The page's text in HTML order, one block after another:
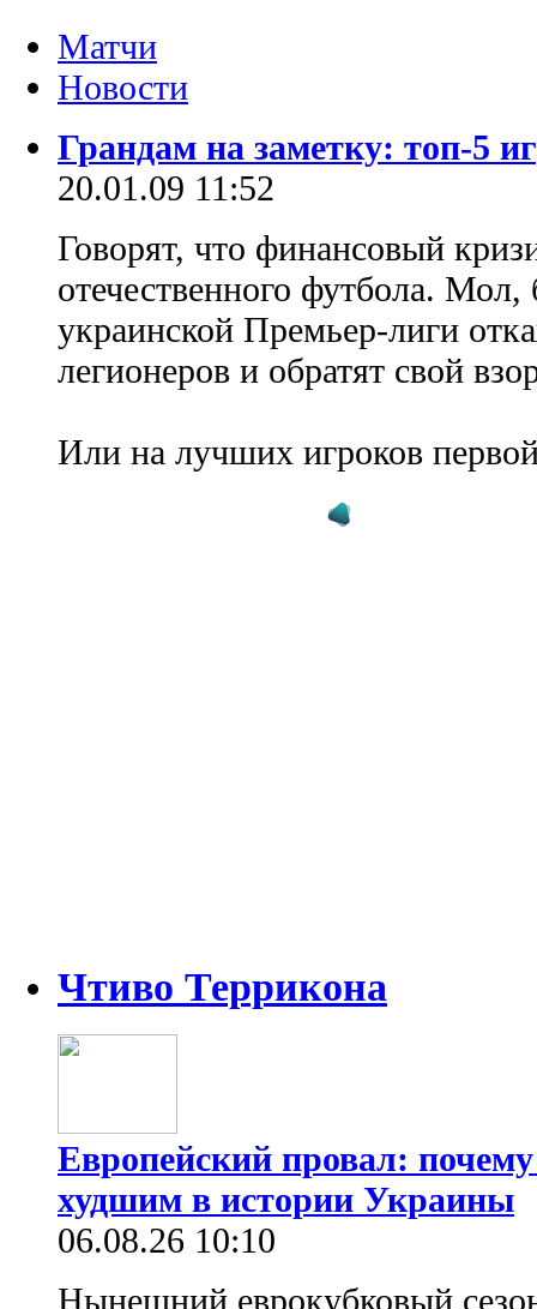
Матчи
Новости
Грандам на заметку: топ-5
20.01.09 11:52
Говорят, что финансовый
отечественного футбола.
украинской Премьер-лиги
легионеров и обратят свой
Или на лучших игроков
Чтиво Террикона
Европейский провал:
худшим в истории Украины
06.08.26 10:10
Нынешний еврокубковый